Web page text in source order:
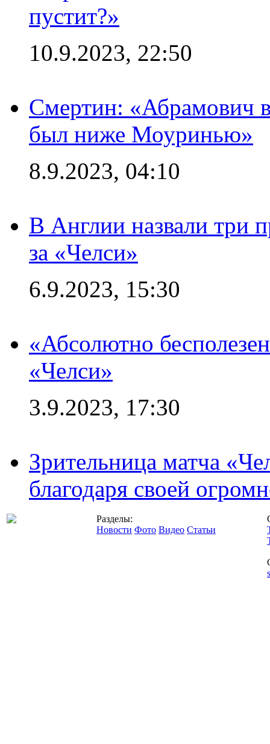
пустит?»
10.9.2023, 22:50
Смертин: «Абрамович в
был ниже Моуринью»
8.9.2023, 04:10
В Англии назвали три
за «Челси»
6.9.2023, 15:30
«Абсолютно
«Челси»
3.9.2023, 17:30
Зрительница матча
благодаря своей
Разделы:
Новости Фото Видео Статьи